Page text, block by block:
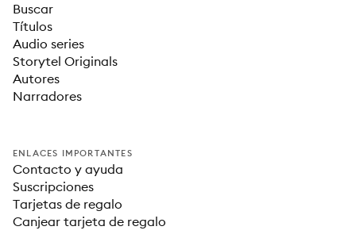
Buscar
Títulos
Audio series
Storytel Originals
Autores
Narradores
ENLACES IMPORTANTES
Contacto y ayuda
Suscripciones
Tarjetas de regalo
Canjear tarjeta de regalo